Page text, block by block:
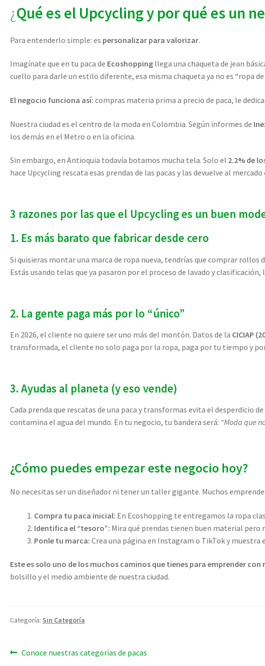
¿Qué es el Upcycling y por qué es un
Para entenderlo simple: es personalizar para valorizar.
Imagínate que en tu paca de Ecoshopping llega una chaqueta de jean
cuello para darle un estilo diferente, esa misma chaqueta ya no es “ropa de
El negocio funciona así: compras materia prima a precio de paca, le
Nuestra ciudad es el centro de la moda en Colombia. Según informes de
los demás en el Metro o en la oficina.
Sin embargo, en Antioquia todavía botamos mucha tela. Solo el 2.2% de
hace Upcycling rescata esas prendas de las pacas y las devuelve al
3 razones por las que el Upcycling es un buen
1. Es más barato que fabricar desde cero
Si quisieras montar una marca de ropa nueva, tendrías que comprar rollos
Estás usando telas que ya pasaron por el proceso de lavado y
2. La gente paga más por lo “único”
En 2026, el cliente no quiere ser uno más del montón. Datos de la CICIAP
transformada, el cliente no solo paga por la ropa, paga por tu tiempo y
3. Ayudas al planeta (y eso vende)
Cada prenda que rescatas de una paca y transformas evita el desperdicio
contamina el agua del mundo. En tu negocio, tu bandera será: “Moda que
¿Cómo puedes empezar este negocio hoy?
No necesitas ser un diseñador ni tener un taller gigante. Muchos
Compra tu paca inicial: En Ecoshopping te entregamos la ropa
Identifica el “tesoro”: Mira qué prendas tienen buen material
Ponle tu marca: Crea una página en Instagram o TikTok y
Este es solo uno de los muchos caminos que tienes para emprender
bolsillo y el medio ambiente de nuestra ciudad.
Categoría: Sin Categoría
Navegación
Entrada
Conoce nuestras categorías de pacas